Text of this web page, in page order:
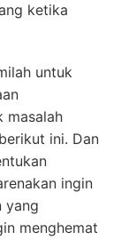
ketika
untuk
masalah
ini. Dan
ingin
yang
menghemat